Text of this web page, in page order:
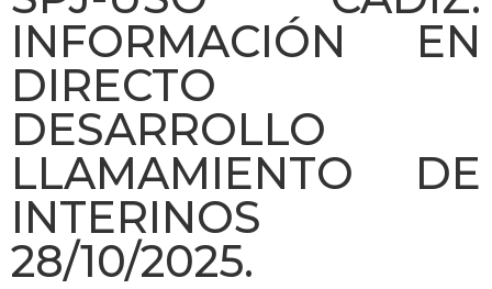
INFORMACIÓN EN
DIRECTO
DESARROLLO
LLAMAMIENTO DE
INTERINOS
28/10/2025.